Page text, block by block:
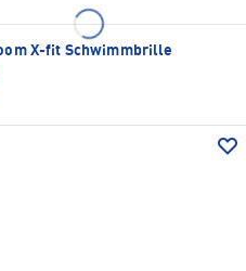
X-fit Schwimmbrille